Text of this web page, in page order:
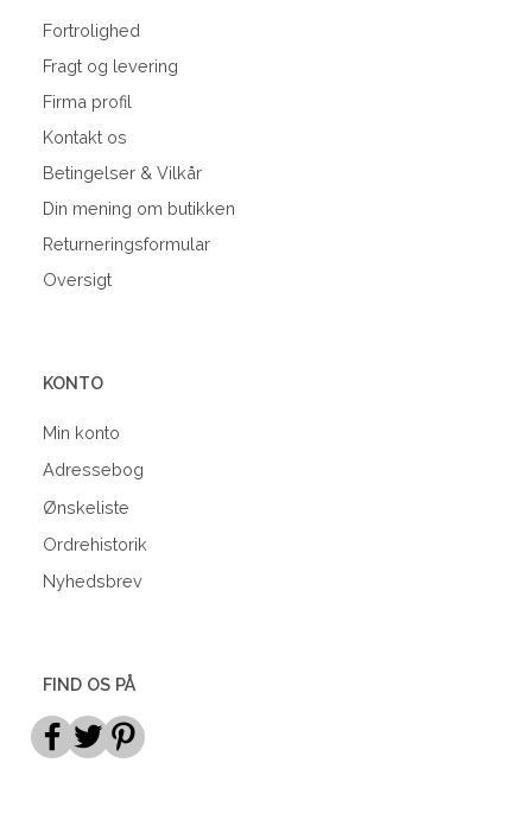
Fortrolighed
Fragt og levering
Firma profil
Kontakt os
Betingelser & Vilkår
Din mening om butikken
Returneringsformular
Oversigt
KONTO
Min konto
Adressebog
Ønskeliste
Ordrehistorik
Nyhedsbrev
FIND OS PÅ